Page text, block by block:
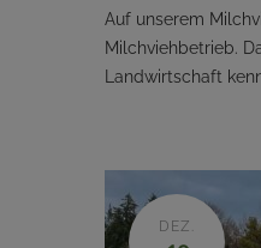
Auf unserem
Milchviehbetrieb.
Landwirtschaft
DEZ.